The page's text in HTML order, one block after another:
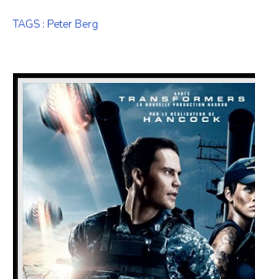
TAGS : Peter Berg